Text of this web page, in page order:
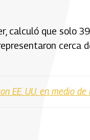
calculó que solo
cerca
EE. UU. en medio de